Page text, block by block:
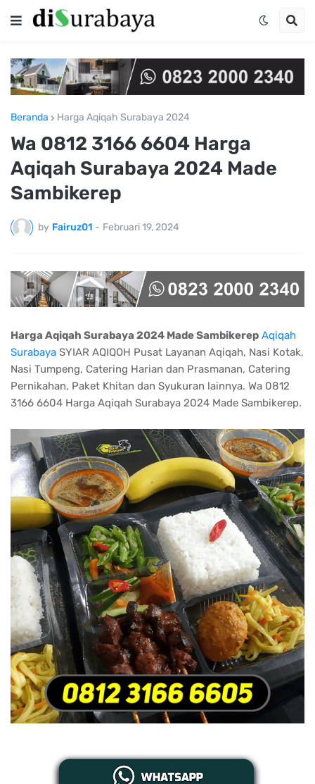
Beranda Harga Aqiqah Surabaya 2024
Wa 0812 3166 6604 Harga
Aqiqah Surabaya 2024 Made
Sambikerep
by Fairuz01 - Februari 19, 2024
Harga Aqiqah Surabaya 2024 Made Sambikerep Aqiqah
Surabaya SYIAR AQIQOH Pusat Layanan Aqiqah, Nasi Kotak,
Nasi Tumpeng, Catering Harian dan Prasmanan, Catering
Pernikahan, Paket Khitan dan Syukuran lainnya. Wa 0812
3166 6604 Harga Aqiqah Surabaya 2024 Made Sambikerep.